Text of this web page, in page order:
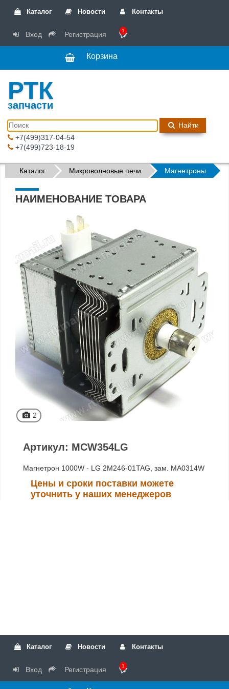
Каталог Новости Контакты
Вход Регистрация 1
Корзина
РТК
запчасти
Найти
+7(499)317-04-54
+7(499)723-18-19
Каталог Микроволновые печи Магнетроны
НАИМЕНОВАНИЕ ТОВАРА
2
Артикул: MCW354LG
Магнетрон 1000W - LG 2M246-01TAG, зам. MA0314W
Цены и сроки поставки можете
уточнить у наших менеджеров
Каталог Новости Контакты
Вход Регистрация 1